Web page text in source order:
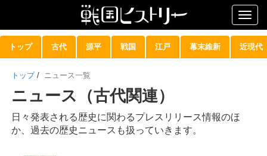
トップ 古代 源平 戦国 江戸 幕末維新 近現代
トップ / ニュース一覧
ニュース（古代関連）
日々発表される歴史に関わるプレスリリース情報のほ
か、過去の歴史ニュースも扱っていきます。